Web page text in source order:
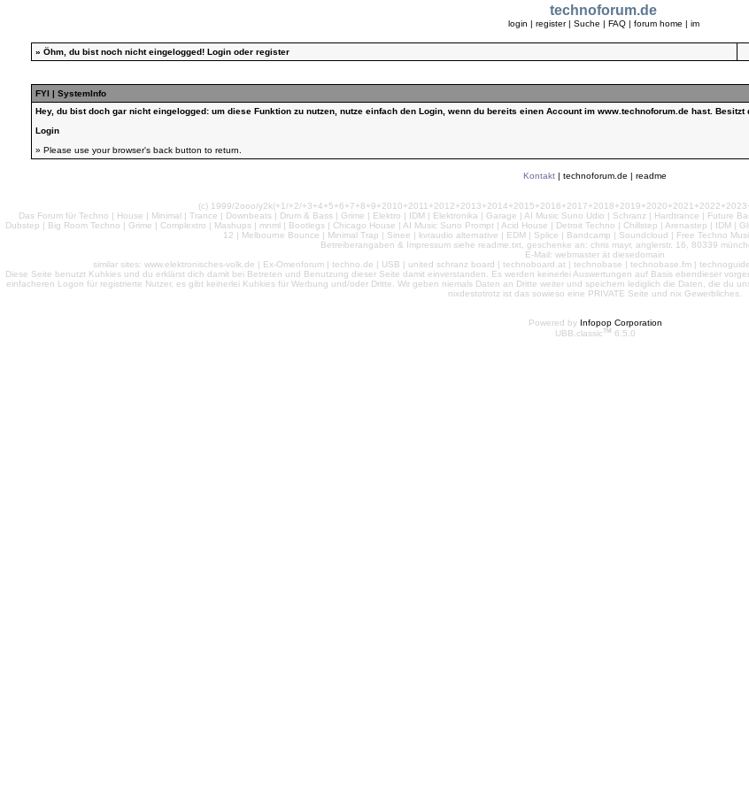
technoforum.de
login | register | Suche | FAQ| forum home | im
» Öhm, du bist noch nicht eingelogged! Login oder register
FYI | SystemInfo
Hey, du bist doch gar nicht eingelogged: um diese Funktion zu nutzen, nutze einfach den Login, wenn du bereits einen Account im www.technoforum.de hast.
Login
» Please use your browser's back button to return.
Kontakt | technoforum.de | readme
(c) 1999/2ooo/y2k(+1/+2/
Das Forum für Techno | House | Minimal | Trance | Downbeats | Drum & Bass | Grime | Elektro | IDM | Elektronika | Garage | AI Music Suno Udio | Schranz | Hardtrance | Future
Dubstep | Big Room Techno | Grime | Complextro | Mashups | mnml | Bootlegs | Chicago House | AI Music Suno Prompt | Acid House | Detroit Techno | Chillstep | Arenastep | IDM |
12 | Melbourne Bounce | Minimal Trap | Sinee | kvraudio alternative | EDM | Splice | Bandcamp | Soundcloud | Free Techno
Betreiberangaben & Impressum siehe readme.txt, geschenke an: chris mayr, anglerstr. 16, 80339
E-Mail: webmaster ät diesedomain
similar sites: www.elektronisches-volk.de | Ex-Omenforum | techno.de | USB | united schranz board | technoboard.at | technobase | technobase.fm |
Diese Seite benutzt Kuhkies und du erklärst dich damit bei Betreten und Benutzung dieser Seite damit einverstanden. Es werden keinerlei Auswertungen auf Basis ebendieser
einfacheren Logon für registrierte Nutzer, es gibt keinerlei Kuhkies für Werbung und/oder Dritte. Wir geben niemals Daten an Dritte weiter und speichern lediglich die Daten, die du
nixdestotrotz ist das sowieso eine PRIVATE Seite und nix Gewerbliches.
Powered by Infopop Corporation
UBB.classicTM 6.5.0